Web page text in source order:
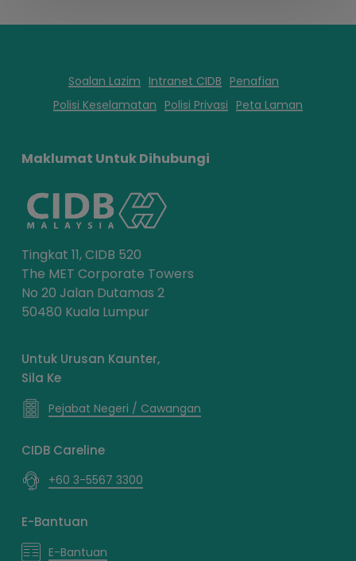
Soalan Lazim Intranet CIDB Penafian
Polisi Keselamatan Polisi Privasi Peta Laman
Maklumat Untuk Dihubungi
Tingkat 11, CIDB 520
The MET Corporate Towers
No 20 Jalan Dutamas 2
50480 Kuala Lumpur
Untuk Urusan Kaunter,
Sila Ke
Pejabat Negeri / Cawangan
CIDB Careline
+60 3-5567 3300
E-Bantuan
E-Bantuan